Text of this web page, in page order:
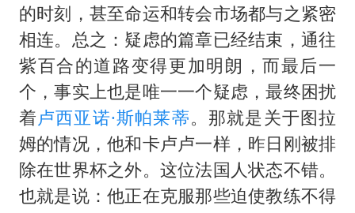
大疆错失宇树
三预警齐发 11个省份有大到暴雨
从科技创新看开局起步的时与势
的时刻，甚至命运和转会市场都与之紧密
相连。总之：疑虑的篇章已经结束，通往
紫百合的道路变得更加明朗，而最后一
个，事实上也是唯一一个疑虑，最终困扰
着卢西亚诺·斯帕莱蒂。那就是关于图拉
姆的情况，他和卡卢卢一样，昨日刚被排
除在世界杯之外。这位法国人状态不错。
也就是说：他正在克服那些迫使教练不得